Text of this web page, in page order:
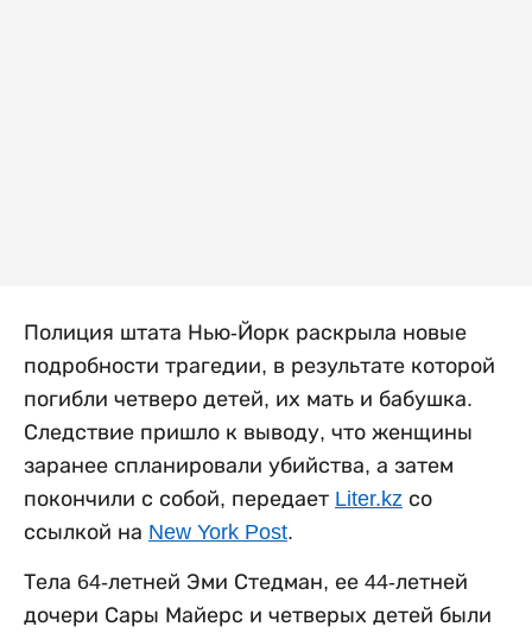
Полиция штата Нью-Йорк раскрыла новые
подробности трагедии, в результате которой
погибли четверо детей, их мать и бабушка.
Следствие пришло к выводу, что женщины
заранее спланировали убийства, а затем
покончили с собой, передает Liter.kz со
ссылкой на New York Post.
Тела 64-летней Эми Стедман, ее 44-летней
дочери Сары Майерс и четверых детей были